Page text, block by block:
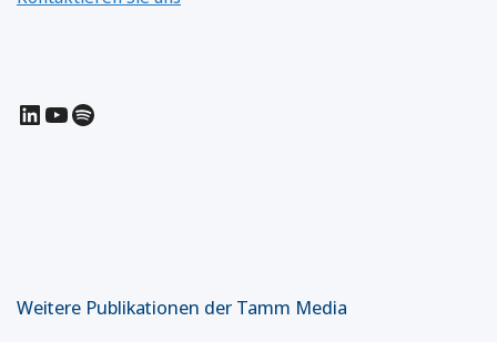
LinkedIn
YouTube
Spotify
Weitere Publikationen der Tamm Media